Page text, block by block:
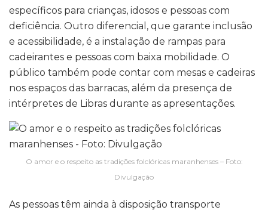
específicos para crianças, idosos e pessoas com
deficiência. Outro diferencial, que garante inclusão
e acessibilidade, é a instalação de rampas para
cadeirantes e pessoas com baixa mobilidade. O
público também pode contar com mesas e cadeiras
nos espaços das barracas, além da presença de
intérpretes de Libras durante as apresentações.
O amor e o respeito as tradições folclóricas maranhenses – Foto:
Divulgação
As pessoas têm ainda à disposição transporte